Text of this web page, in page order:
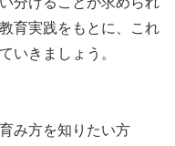
育実践をもとに、これ
いきましょう。
み方を知りたい方